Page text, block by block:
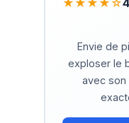
Envie de
exploser le
avec son